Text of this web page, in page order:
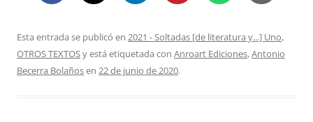
Esta entrada se publicó en 2021 - Soltadas [de literatura y...] Uno,
OTROS TEXTOSy está etiquetada con Anroart Ediciones,Antonio
Becerra Bolañosen 22 de junio de 2020.